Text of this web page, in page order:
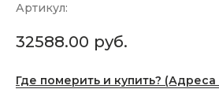
Артикул:
32588.00 руб.
Где померить и купить? (Адреса